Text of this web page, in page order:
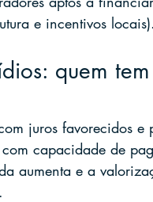
e incentivos locais).
quem
juros favorecidos
capacidade de
aumenta e a